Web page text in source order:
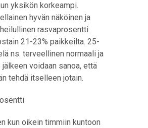
yksikön korkeampi.
hyvän näköinen ja
rasvaprosentti
21-23% paikkeilta. 25-
ns. terveellinen normaali ja
jälkeen voidaan sanoa, että
tehdä itselleen jotain.
kun oikein timmiin kuntoon